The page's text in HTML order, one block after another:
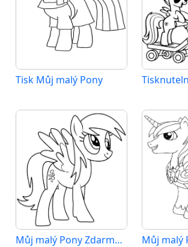
Tisk Můj malý Pony
Můj malý Pony Zdarma pro Děti Můj malý